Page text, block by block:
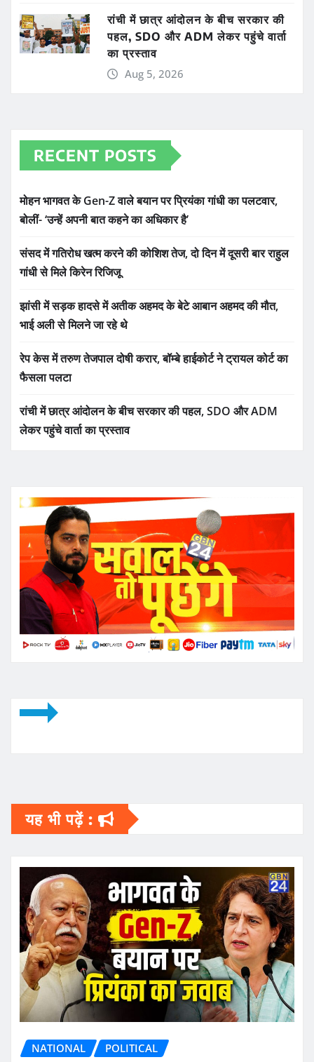
रांची में छात्र आंदोलन के बीच सरकार की
पहल, SDO और ADM लेकर पहुंचे वार्ता
का प्रस्ताव
Aug 5, 2026
RECENT POSTS
मोहन भागवत के Gen-Z वाले बयान पर प्रियंका गांधी का पलटवार,
बोलीं- ‘उन्हें अपनी बात कहने का अधिकार है’
संसद में गतिरोध खत्म करने की कोशिश तेज, दो दिन में दूसरी बार राहुल
गांधी से मिले किरेन रिजिजू
झांसी में सड़क हादसे में अतीक अहमद के बेटे आबान अहमद की मौत,
भाई अली से मिलने जा रहे थे
रेप केस में तरुण तेजपाल दोषी करार, बॉम्बे हाईकोर्ट ने ट्रायल कोर्ट का
फैसला पलटा
रांची में छात्र आंदोलन के बीच सरकार की पहल, SDO और ADM
लेकर पहुंचे वार्ता का प्रस्ताव
यह भी पढ़ें :
NATIONAL POLITICAL